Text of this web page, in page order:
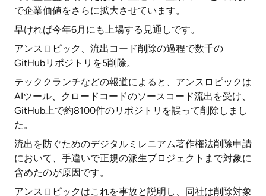
で企業価値をさらに拡大させています。
早ければ今年6月にも上場する見通しです。
アンスロピック、流出コード削除の過程で数千の
GitHubリポジトリを5削除。
テッククランチなどの報道によると、アンスロピックは
AIツール、クロードコードのソースコード流出を受け、
GitHub上で約8100件のリポジトリを誤って削除しまし
た。
流出を防ぐためのデジタルミレニアム著作権法削除申請
において、手違いで正規の派生プロジェクトまで対象に
含めたのが原因です。
アンスロピックはこれを事故と説明し、同社は削除対象